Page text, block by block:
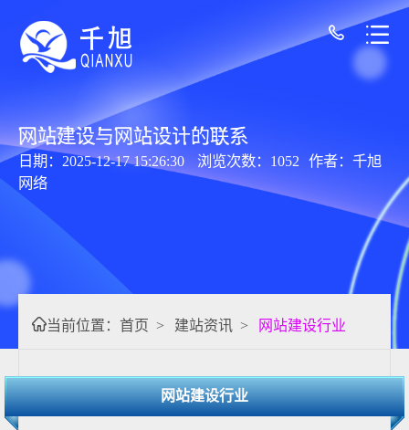
网站建设与网站设计的联系
日期：2025-12-17 15:26:30 浏览次数：1052 作者：千旭
网络
当前位置： 首页 > 建站资讯 > 网站建设行业
网站建设行业